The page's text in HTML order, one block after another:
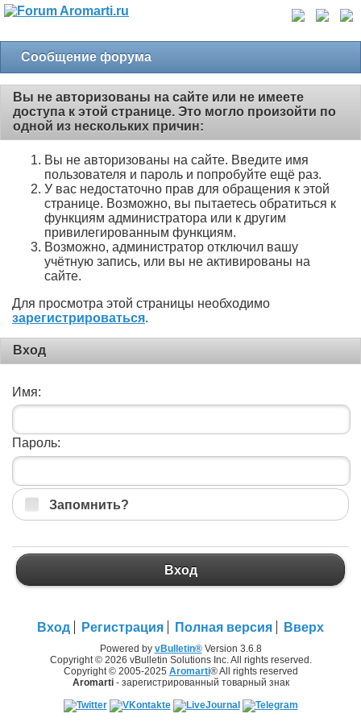
Сообщение форума
Вы не авторизованы на сайте или не имеете
доступа к этой странице. Это могло произойти по
одной из нескольких причин:
Вы не авторизованы на сайте. Введите имя
пользователя и пароль и попробуйте ещё раз.
У вас недостаточно прав для обращения к этой
странице. Возможно, вы пытаетесь обратиться к
функциям администратора или к другим
привилегированным функциям.
Возможно, администратор отключил вашу
учётную запись, или вы не активированы на
сайте.
Для просмотра этой страницы необходимо
зарегистрироваться.
Вход
Имя:
Пароль:
Запомнить?
Вход
Вход Регистрация Полная версия Вверх
Powered by vBulletin®Version 3.6.8
Copyright © 2026 vBulletin Solutions Inc. All rights reserved.
Copyright © 2005-2025 Aromarti® All rights reserved
Aromarti- зарегистрированный товарный знак